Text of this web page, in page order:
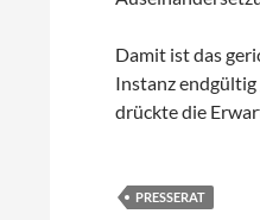
Damit ist das
Instanz
drückte die
PRESSERAT